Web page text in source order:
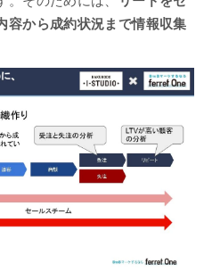
容から成約状況まで情報収集